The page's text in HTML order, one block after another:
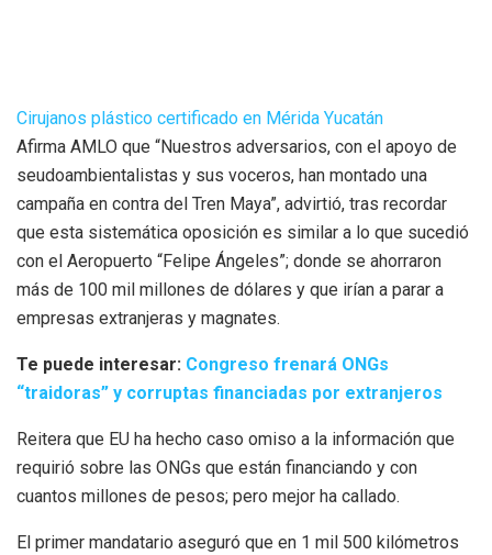
Cirujanos plástico certificado en Mérida Yucatán
Afirma AMLO que “Nuestros adversarios, con el apoyo de
seudoambientalistas y sus voceros, han montado una
campaña en contra del Tren Maya”, advirtió, tras recordar
que esta sistemática oposición es similar a lo que sucedió
con el Aeropuerto “Felipe Ángeles”; donde se ahorraron
más de 100 mil millones de dólares y que irían a parar a
empresas extranjeras y magnates.
Te puede interesar: Congreso frenará ONGs
“traidoras” y corruptas financiadas por extranjeros
Reitera que EU ha hecho caso omiso a la información que
requirió sobre las ONGs que están financiando y con
cuantos millones de pesos; pero mejor ha callado.
El primer mandatario aseguró que en 1 mil 500 kilómetros